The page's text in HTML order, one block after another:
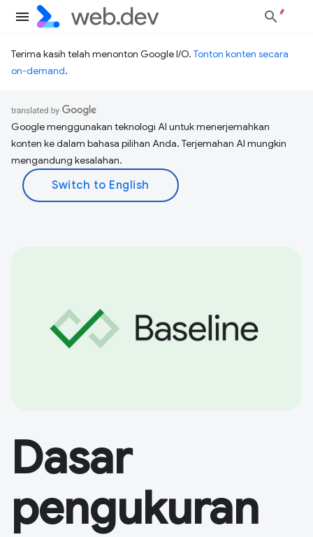
Terima kasih telah menonton Google I/O. Tonton konten secara
on-demand.
Google menggunakan teknologi AI untuk menerjemahkan
konten ke dalam bahasa pilihan Anda. Terjemahan AI mungkin
mengandung kesalahan.
Dasar
pengukuran